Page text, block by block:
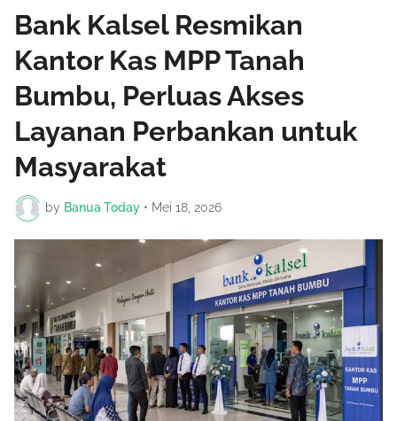
Bank Kalsel Resmikan
Kantor Kas MPP Tanah
Bumbu, Perluas Akses
Layanan Perbankan untuk
Masyarakat
by Banua Today • Mei 18, 2026